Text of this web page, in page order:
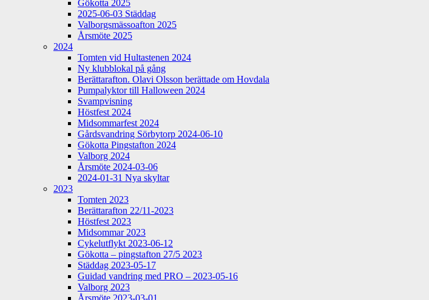
Gökotta 2025
2025-06-03 Städdag
Valborgsmässoafton 2025
Årsmöte 2025
2024
Tomten vid Hultastenen 2024
Ny klubblokal på gång
Berättarafton. Olavi Olsson berättade om Hovdala
Pumpalyktor till Halloween 2024
Svampvisning
Höstfest 2024
Midsommarfest 2024
Gårdsvandring Sörbytorp 2024-06-10
Gökotta Pingstafton 2024
Valborg 2024
Årsmöte 2024-03-06
2024-01-31 Nya skyltar
2023
Tomten 2023
Berättarafton 22/11-2023
Höstfest 2023
Midsommar 2023
Cykelutflykt 2023-06-12
Gökotta – pingstafton 27/5 2023
Städdag 2023-05-17
Guidad vandring med PRO – 2023-05-16
Valborg 2023